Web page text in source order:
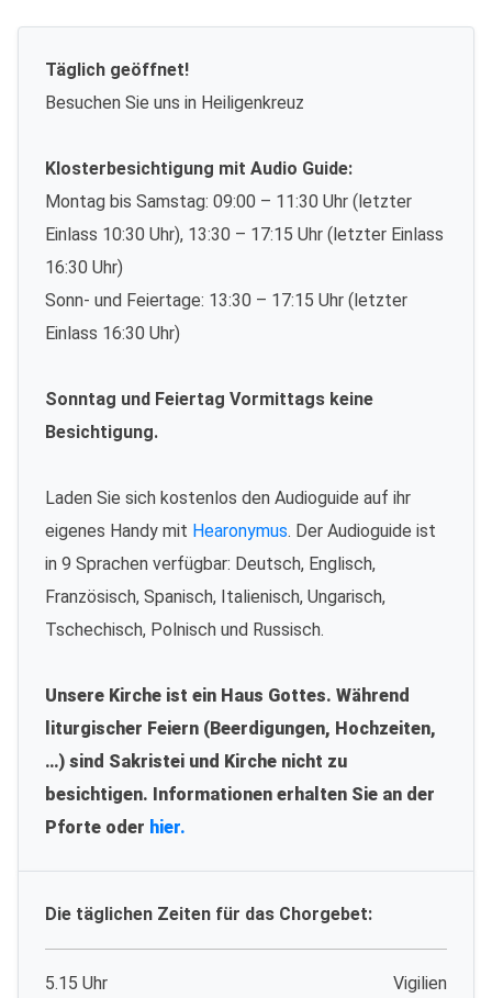
Täglich geöffnet!
Besuchen Sie uns in Heiligenkreuz
Klosterbesichtigung mit Audio Guide:
Montag bis Samstag: 09:00 – 11:30 Uhr (letzter
Einlass 10:30 Uhr), 13:30 – 17:15 Uhr (letzter Einlass
16:30 Uhr)
Sonn- und Feiertage: 13:30 – 17:15 Uhr (letzter
Einlass 16:30 Uhr)
Sonntag und Feiertag Vormittags keine
Besichtigung.
Laden Sie sich kostenlos den Audioguide auf ihr
eigenes Handy mit Hearonymus. Der Audioguide ist
in 9 Sprachen verfügbar: Deutsch, Englisch,
Französisch, Spanisch, Italienisch, Ungarisch,
Tschechisch, Polnisch und Russisch.
Unsere Kirche ist ein Haus Gottes. Während
liturgischer Feiern (Beerdigungen, Hochzeiten,
…) sind Sakristei und Kirche nicht zu
besichtigen. Informationen erhalten Sie an der
Pforte oder hier.
Die täglichen Zeiten für das Chorgebet:
5.15 Uhr Vigilien